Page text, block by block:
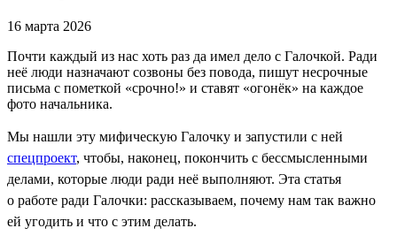
16 марта 2026
Почти каждый из нас хоть раз да имел дело с Галочкой. Ради
неё люди назначают созвоны без повода, пишут несрочные
письма с пометкой «срочно!» и ставят «огонёк» на каждое
фото начальника.
Мы нашли эту мифическую Галочку и запустили с ней
спецпроект, чтобы, наконец, покончить с бессмысленными
делами, которые люди ради неё выполняют. Эта статья
о работе ради Галочки: рассказываем, почему нам так важно
ей угодить и что с этим делать.